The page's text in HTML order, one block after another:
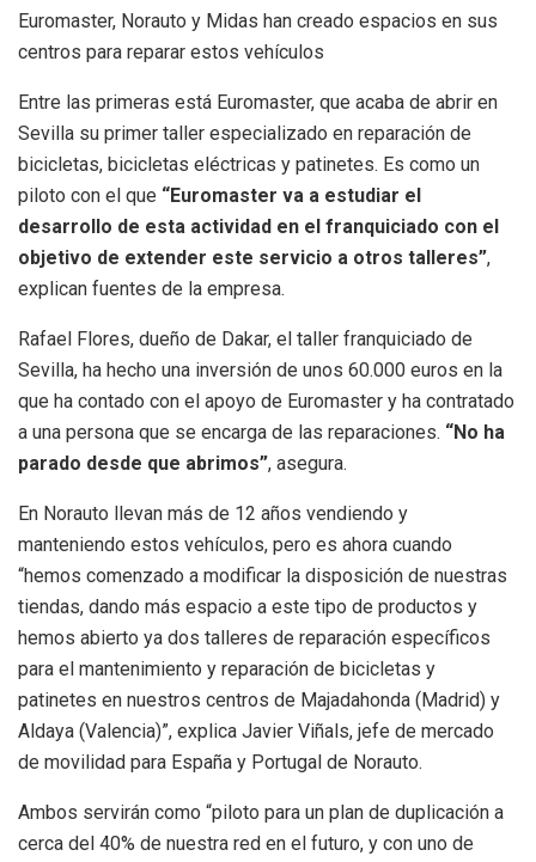
Euromaster, Norauto y Midas han creado espacios en sus
centros para reparar estos vehículos
Entre las primeras está Euromaster, que acaba de abrir en
Sevilla su primer taller especializado en reparación de
bicicletas, bicicletas eléctricas y patinetes. Es como un
piloto con el que “Euromaster va a estudiar el
desarrollo de esta actividad en el franquiciado con el
objetivo de extender este servicio a otros talleres”,
explican fuentes de la empresa.
Rafael Flores, dueño de Dakar, el taller franquiciado de
Sevilla, ha hecho una inversión de unos 60.000 euros en la
que ha contado con el apoyo de Euromaster y ha contratado
a una persona que se encarga de las reparaciones. “No ha
parado desde que abrimos”, asegura.
En Norauto llevan más de 12 años vendiendo y
manteniendo estos vehículos, pero es ahora cuando
“hemos comenzado a modificar la disposición de nuestras
tiendas, dando más espacio a este tipo de productos y
hemos abierto ya dos talleres de reparación específicos
para el mantenimiento y reparación de bicicletas y
patinetes en nuestros centros de Majadahonda (Madrid) y
Aldaya (Valencia)”, explica Javier Viñals, jefe de mercado
de movilidad para España y Portugal de Norauto.
Ambos servirán como “piloto para un plan de duplicación a
cerca del 40% de nuestra red en el futuro, y con uno de